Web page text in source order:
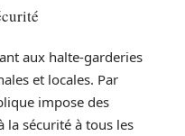
aux halte-garderies
et locales. Par
impose des
la sécurité à tous les